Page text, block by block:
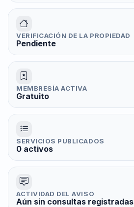
VERIFICACIÓN DE LA PROPIEDAD
Pendiente
MEMBRESÍA ACTIVA
Gratuito
SERVICIOS PUBLICADOS
0 activos
ACTIVIDAD DEL AVISO
Aún sin consultas registradas